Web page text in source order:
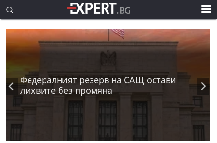
Федералният резерв на САЩ остави
лихвите без промяна